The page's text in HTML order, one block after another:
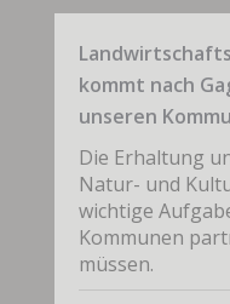
kommt nach
unseren
Die Erhaltung
Natur- und
wichtige
Kommunen
müssen.